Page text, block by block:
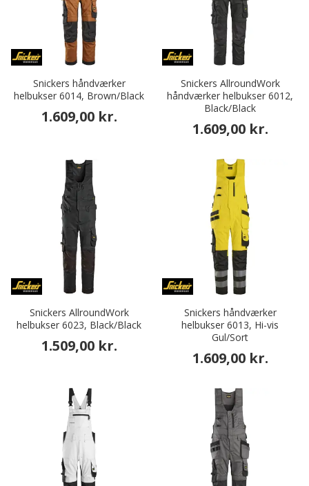
Snickers håndværker
helbukser 6014, Brown/Black
1.609,00 kr.
Snickers AllroundWork
håndværker helbukser 6012,
Black/Black
1.609,00 kr.
Snickers AllroundWork
helbukser 6023, Black/Black
1.509,00 kr.
Snickers håndværker
helbukser 6013, Hi-vis
Gul/Sort
1.609,00 kr.